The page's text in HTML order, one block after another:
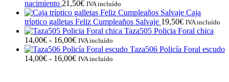
nacimiento 21,50€ IVA incluído
Caja
tríptico galletas Feliz Cumpleaños Salvaje 19,50€ IVA incluído
Taza505 Policia Foral chica
14,00€ - 16,00€Rango
de
precios:
IVA incluído
Taza506 Policía Foral escudo
14,00€ - 16,00€Rango
IVA incluído